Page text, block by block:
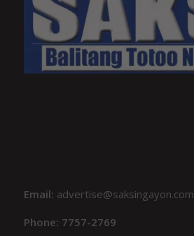
Email: advertise@saksingayon.com
Phone: 7757-2769